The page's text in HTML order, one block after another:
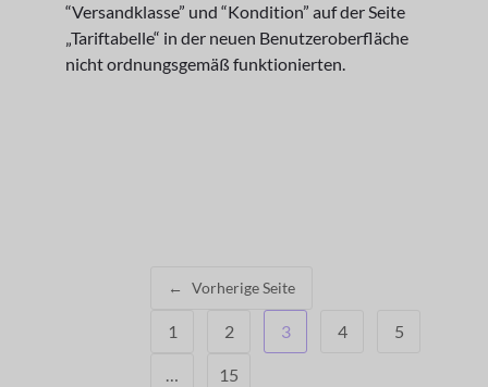
“Versandklasse” und “Kondition” auf der Seite
„Tariftabelle“ in der neuen Benutzeroberfläche
nicht ordnungsgemäß funktionierten.
← Vorherige Seite
1 2 3 4 5
… 15